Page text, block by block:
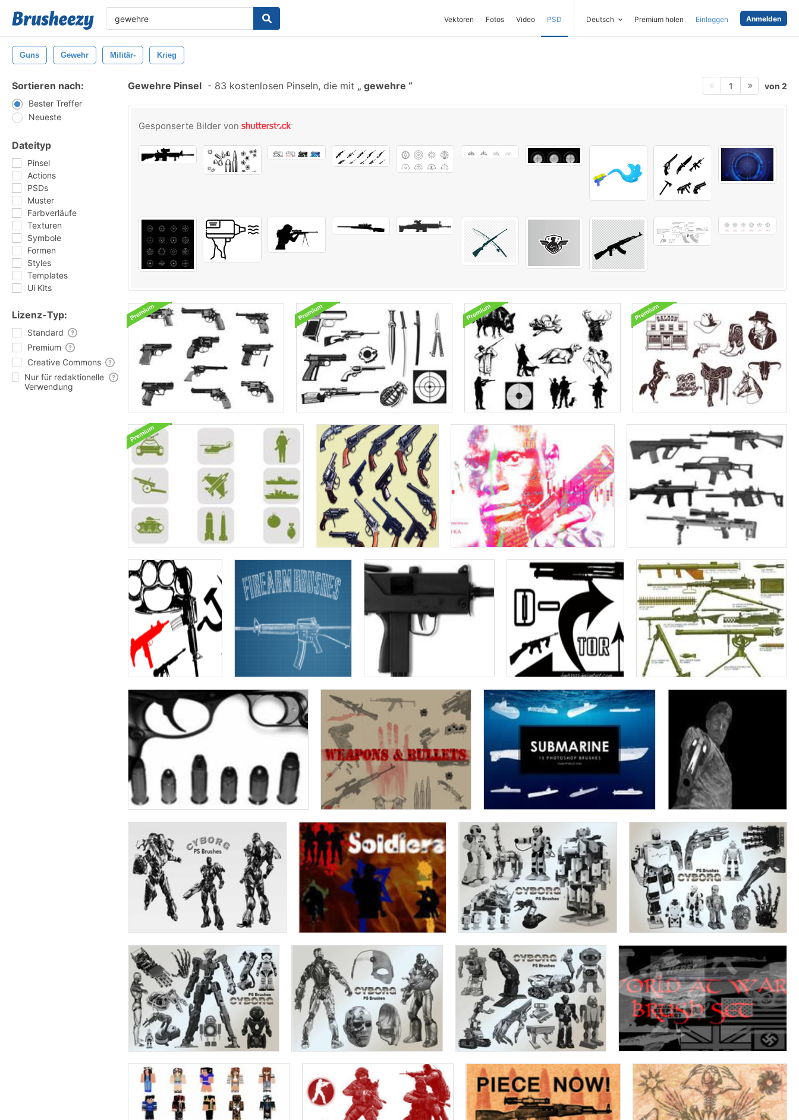
Vektoren Fotos Video PSD Deutsch Premium holen Einloggen Anmelden
Guns Gewehr Militär- Krieg
Sortieren nach:
Bester Treffer
Neueste
Dateityp
Pinsel
Actions
PSDs
Muster
Farbverläufe
Texturen
Symbole
Formen
Styles
Templates
Ui Kits
Lizenz-Typ:
Standard
Premium
Creative Commons
Nur für redaktionelle
Verwendung
Gewehre Pinsel - 83 kostenlosen Pinseln, die mit gewehre 1 von 2
Gesponserte Bilder von